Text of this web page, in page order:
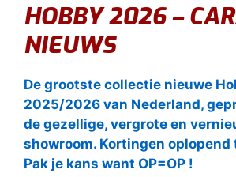
HOBBY 2026 –
NIEUWS
De grootste collectie nieuwe
2025/2026 van Nederland,
de gezellige, vergrote en
showroom. Kortingen oplopend
Pak je kans want OP=OP !